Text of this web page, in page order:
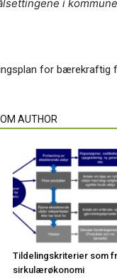
i
for bærekraftig
AUTHOR
Tildelingskriterier som
sirkulærøkonomi